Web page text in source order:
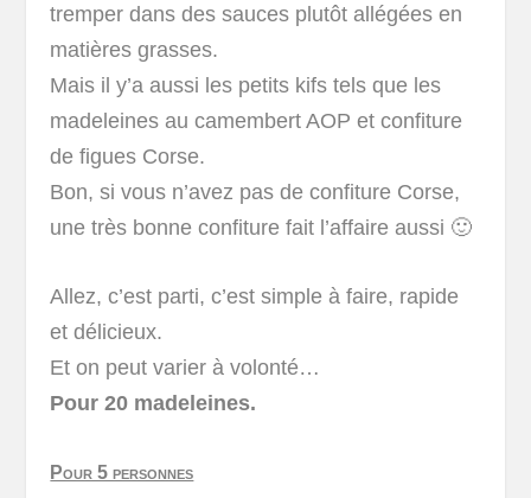
tremper dans des sauces plutôt allégées en
matières grasses.
Mais il y’a aussi les petits kifs tels que les
madeleines au camembert AOP et confiture
de figues Corse.
Bon, si vous n’avez pas de confiture Corse,
une très bonne confiture fait l’affaire aussi 🙂
Allez, c’est parti, c’est simple à faire, rapide
et délicieux.
Et on peut varier à volonté…
Pour 20 madeleines.
Pour 5 personnes